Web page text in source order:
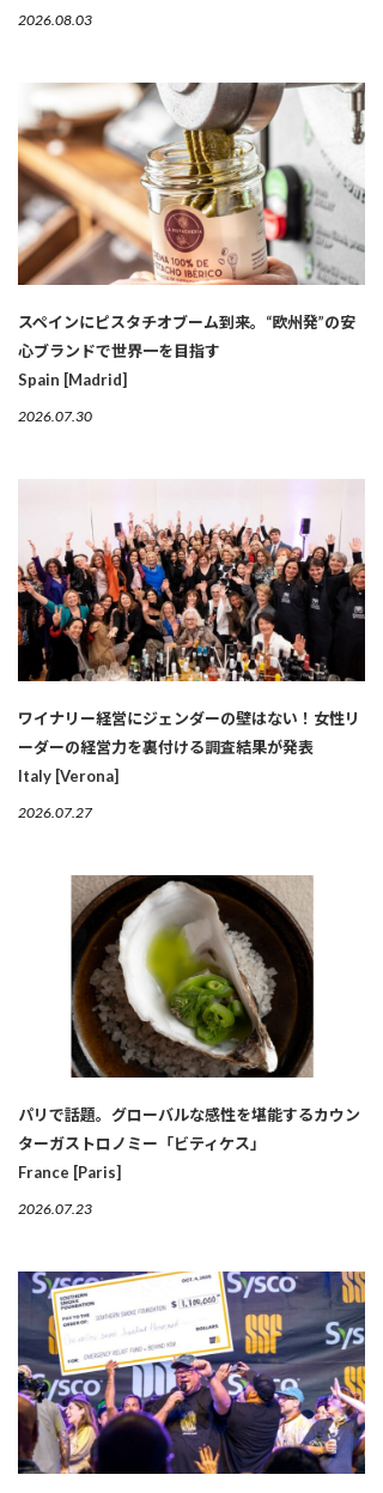
2026.08.03
スペインにピスタチオブーム到来。“欧州発”の安
心ブランドで世界一を目指す
Spain [Madrid]
2026.07.30
ワイナリー経営にジェンダーの壁はない！女性リ
ーダーの経営力を裏付ける調査結果が発表
Italy [Verona]
2026.07.27
パリで話題。グローバルな感性を堪能するカウン
ターガストロノミー「ビティケス」
France [Paris]
2026.07.23